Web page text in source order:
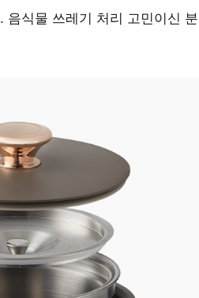
. 음식물 쓰레기 처리 고민이신